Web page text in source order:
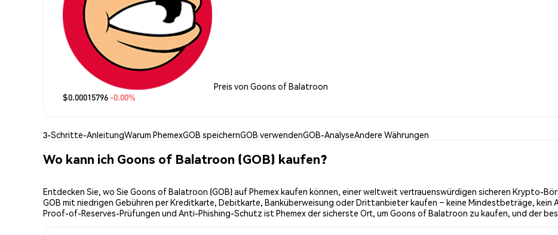
Preis von Goons of Balatroon
$0.00015796 -0.00%
3-Schritte-AnleitungWarum PhemexGOB speichernGOB verwendenGOB-AnalyseAndere Währungen
Wo kann ich Goons of Balatroon (GOB) kaufen?
Entdecken Sie, wo Sie Goons of Balatroon (GOB) auf Phemex kaufen können, einer weltweit vertrauenswürdigen sicheren Krypto-
GOB mit niedrigen Gebühren per Kreditkarte, Debitkarte, Banküberweisung oder Drittanbieter kaufen – keine Mindestbeträge, kein
Proof-of-Reserves-Prüfungen und Anti-Phishing-Schutz ist Phemex der sicherste Ort, um Goons of Balatroon zu kaufen, und der